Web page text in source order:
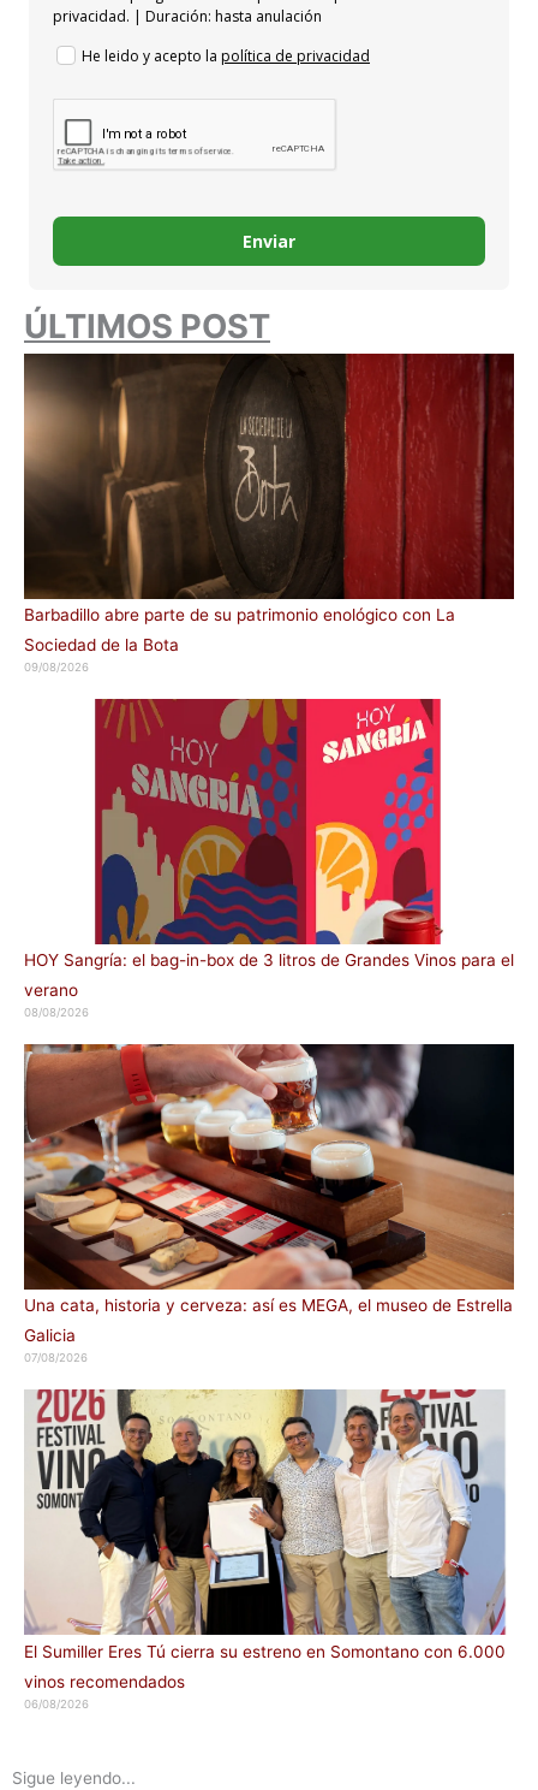
privacidad. | Duración: hasta anulación
He leido y acepto la política de privacidad
Enviar
ÚLTIMOS POST
Barbadillo abre parte de su patrimonio enológico con La
Sociedad de la Bota
09/08/2026
HOY Sangría: el bag-in-box de 3 litros de Grandes Vinos para el
verano
08/08/2026
Una cata, historia y cerveza: así es MEGA, el museo de Estrella
Galicia
07/08/2026
El Sumiller Eres Tú cierra su estreno en Somontano con 6.000
vinos recomendados
06/08/2026
Sigue leyendo...